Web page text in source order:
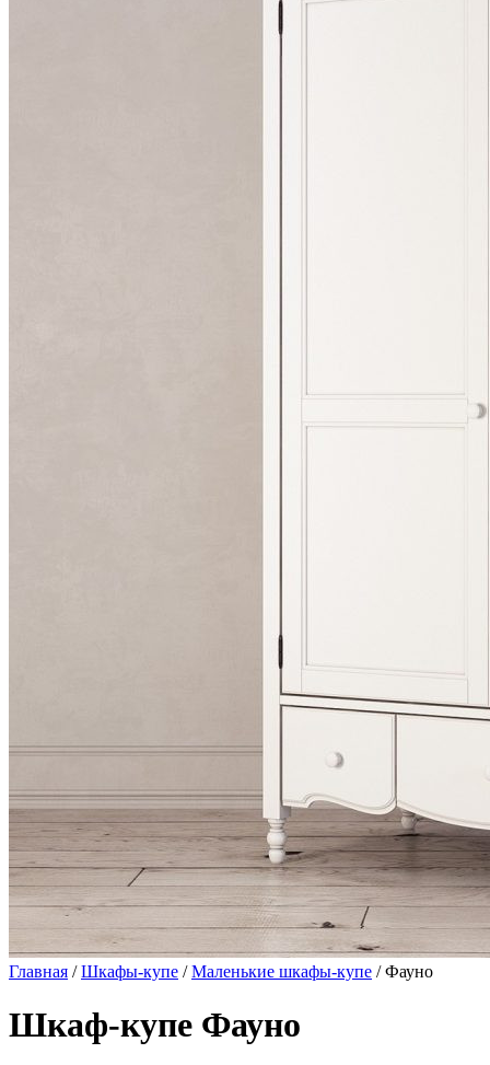
Главная /Шкафы-купе /Маленькие шкафы-купе / Фауно
Шкаф-купе Фауно